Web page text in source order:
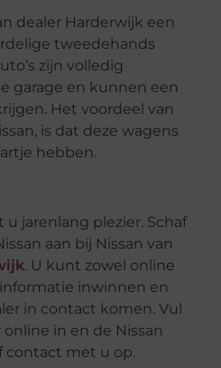
dealer Harderwijk een
tweedehands
zijn volledig
garage en kunnen een
Het voordeel van
is dat deze wagens
hebben.
u jarenlang plezier. Schaf
aan bij Nissan van
. U kunt zowel online
inwinnen en
in contact komen. Vul
in en de Nissan
contact met u op.